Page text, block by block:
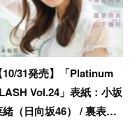
10/31発売】「Platinum
Vol.24」表紙：小坂
緒（日向坂46） / 裏表